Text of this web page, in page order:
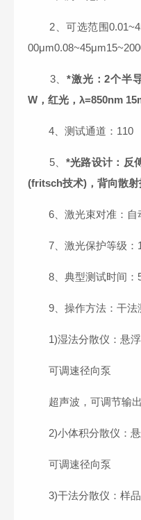
2、可选范围
3、*激光：2个半
W，红光，λ=850nm
4、测试通道：110
5、 *光路设计：反
(fritsch技术)，背向散
6、激光束对准：自
7、激光保护等级：
8、典型测试时间：
9、操作方法：干法
1)湿法分散仪：悬浮
可调速径向泵
超声波，可调节输出
2)小体积分散仪：悬
可调速径向泵
3)干法分散仪：样品